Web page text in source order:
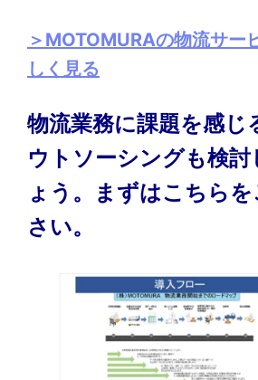
＞MOTOMURAの物流サー
しく見る
物流業務に課題を感じ
ウトソーシングも検討
ょう。まずはこちら
さい。